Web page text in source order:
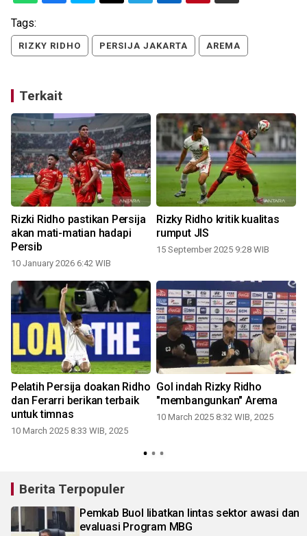
Tags:
RIZKY RIDHO PERSIJA JAKARTA AREMA
Terkait
Rizki Ridho pastikan Persija
akan mati-matian hadapi
Persib
10 January 2026 6:42 WIB
Rizky Ridho kritik kualitas
rumput JIS
15 September 2025 9:28 WIB
Pelatih Persija doakan Ridho
dan Ferarri berikan terbaik
untuk timnas
10 March 2025 8:33 WIB, 2025
Gol indah Rizky Ridho
"membangunkan" Arema
10 March 2025 8:32 WIB, 2025
Berita Terpopuler
Pemkab Buol libatkan lintas sektor awasi dan
evaluasi Program MBG